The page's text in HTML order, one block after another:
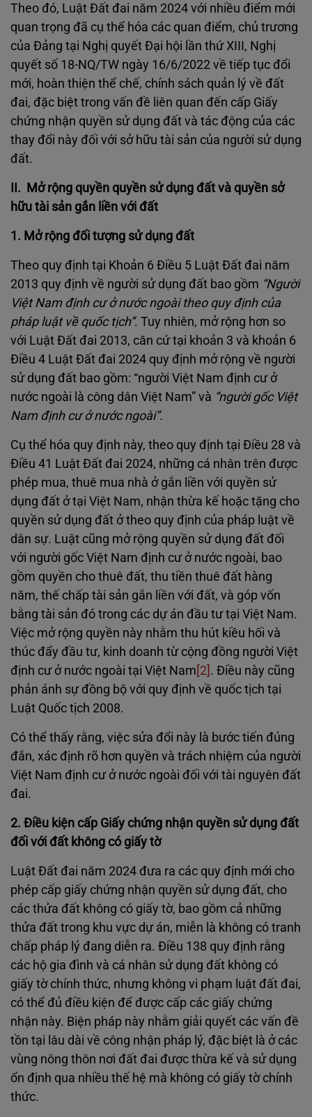
Theo đó, Luật Đất đai năm 2024 với nhiều điểm mới
quan trọng đã cụ thể hóa các quan điểm, chủ trương
của Đảng tại Nghị quyết Đại hội lần thứ XIII, Nghị
quyết số 18-NQ/TW ngày 16/6/2022 về tiếp tục đổi
mới, hoàn thiện thể chế, chính sách quản lý về đất
đai, đặc biệt trong vấn đề liên quan đến cấp Giấy
chứng nhận quyền sử dụng đất và tác động của các
thay đổi này đối với sở hữu tài sản của người sử dụng
đất.
II. Mở rộng quyền quyền sử dụng đất và quyền sở
hữu tài sản gắn liền với đất
1. Mở rộng đối tượng sử dụng đất
Theo quy định tại Khoản 6 Điều 5 Luật Đất đai năm
2013 quy định về người sử dụng đất bao gồm “Người
Việt Nam định cư ở nước ngoài theo quy định của
pháp luật về quốc tịch”. Tuy nhiên, mở rộng hơn so
với Luật Đất đai 2013, căn cứ tại khoản 3 và khoản 6
Điều 4 Luật Đất đai 2024 quy định mở rộng về người
sử dụng đất bao gồm: “người Việt Nam định cư ở
nước ngoài là công dân Việt Nam” và “người gốc Việt
Nam định cư ở nước ngoài”.
Cụ thể hóa quy định này, theo quy định tại Điều 28 và
Điều 41 Luật Đất đai 2024, những cá nhân trên được
phép mua, thuê mua nhà ở gắn liền với quyền sử
dụng đất ở tại Việt Nam, nhận thừa kế hoặc tặng cho
quyền sử dụng đất ở theo quy định của pháp luật về
dân sự. Luật cũng mở rộng quyền sử dụng đất đối
với người gốc Việt Nam định cư ở nước ngoài, bao
gồm quyền cho thuê đất, thu tiền thuê đất hàng
năm, thế chấp tài sản gắn liền với đất, và góp vốn
bằng tài sản đó trong các dự án đầu tư tại Việt Nam.
Việc mở rộng quyền này nhằm thu hút kiều hối và
thúc đẩy đầu tư, kinh doanh từ cộng đồng người Việt
định cư ở nước ngoài tại Việt Nam[2]. Điều này cũng
phản ánh sự đồng bộ với quy định về quốc tịch tại
Luật Quốc tịch 2008.
Có thể thấy rằng, việc sửa đổi này là bước tiến đúng
đắn, xác định rõ hơn quyền và trách nhiệm của người
Việt Nam định cư ở nước ngoài đối với tài nguyên đất
đai.
2. Điều kiện cấp Giấy chứng nhận quyền sử dụng đất
đối với đất không có giấy tờ
Luật Đất đai năm 2024 đưa ra các quy định mới cho
phép cấp giấy chứng nhận quyền sử dụng đất, cho
các thửa đất không có giấy tờ, bao gồm cả những
thửa đất trong khu vực dự án, miễn là không có tranh
chấp pháp lý đang diễn ra. Điều 138 quy định rằng
các hộ gia đình và cá nhân sử dụng đất không có
giấy tờ chính thức, nhưng không vi phạm luật đất đai,
có thể đủ điều kiện để được cấp các giấy chứng
nhận này. Biện pháp này nhằm giải quyết các vấn đề
tồn tại lâu dài về công nhận pháp lý, đặc biệt là ở các
vùng nông thôn nơi đất đai được thừa kế và sử dụng
ổn định qua nhiều thế hệ mà không có giấy tờ chính
thức.